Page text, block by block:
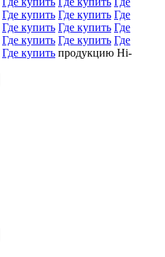
Где купить Где купить Где
Где купить Где купить Где
Где купить Где купить Где
Где купить продукцию Hi-